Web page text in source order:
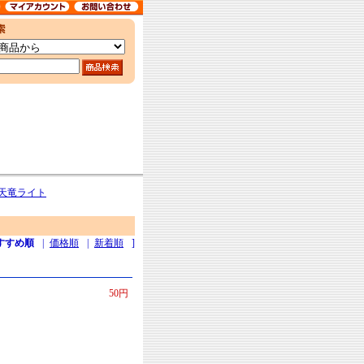
竜ライト
すめ順 価格順 新着順
]
50円